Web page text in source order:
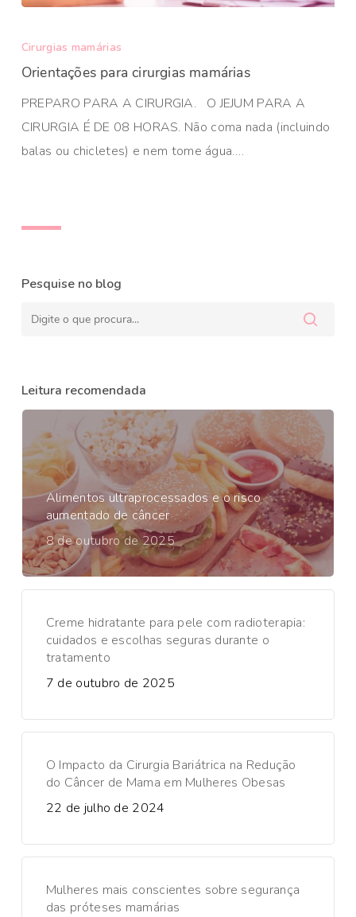
Cirurgias mamárias
Orientações para cirurgias mamárias
PREPARO PARA A CIRURGIA. O JEJUM PARA A
CIRURGIA É DE 08 HORAS. Não coma nada (incluindo
balas ou chicletes) e nem tome água.…
Pesquise no blog
Leitura recomendada
Alimentos ultraprocessados e o risco
aumentado de câncer
8 de outubro de 2025
Creme hidratante para pele com radioterapia:
cuidados e escolhas seguras durante o
tratamento
7 de outubro de 2025
O Impacto da Cirurgia Bariátrica na Redução
do Câncer de Mama em Mulheres Obesas
22 de julho de 2024
Mulheres mais conscientes sobre segurança
das próteses mamárias